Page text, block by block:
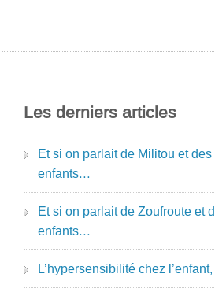
Les derniers articles
Et si on parlait de Militou et
enfants…
Et si on parlait de Zoufroute et
enfants…
L’hypersensibilité chez